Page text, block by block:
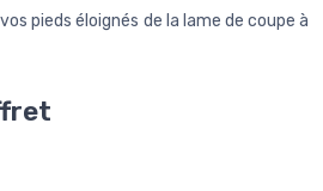
pieds éloignés de la lame de coupe à